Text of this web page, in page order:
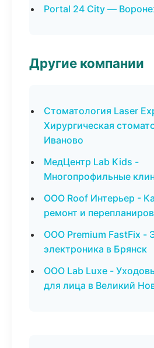
Portal 24 City —
Другие компании
Стоматология Laser
Хирургическая
Иваново
МедЦентр Lab Kids -
Многопрофильные
ООО Roof Интерьер -
ремонт и
ООО Premium FastFix -
электроника в Брянск
ООО Lab Luxe -
для лица в Великий